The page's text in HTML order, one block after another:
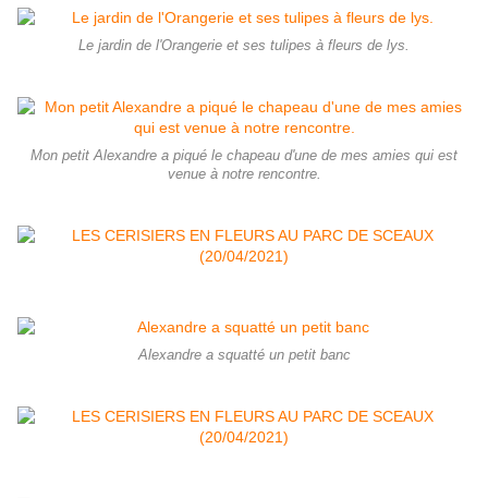
Le jardin de l'Orangerie et ses tulipes à fleurs de lys.
Mon petit Alexandre a piqué le chapeau d'une de mes amies qui est
venue à notre rencontre.
Alexandre a squatté un petit banc